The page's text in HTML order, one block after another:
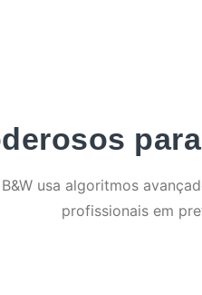
usa algoritmos
profissionais em